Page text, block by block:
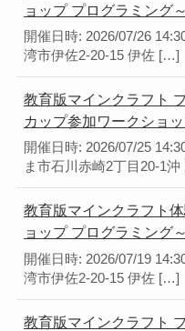
ョップ プログラミング
開催日時: 2026/07/26
湾市伊佐2-20-15 伊佐 […]
教育版マインクラフト
カップ参加ワークショ
開催日時: 2026/07/25
ま市石川赤崎2丁目20-1
教育版マインクラフト
ョップ プログラミング
開催日時: 2026/07/19
湾市伊佐2-20-15 伊佐 […]
教育版マインクラフト